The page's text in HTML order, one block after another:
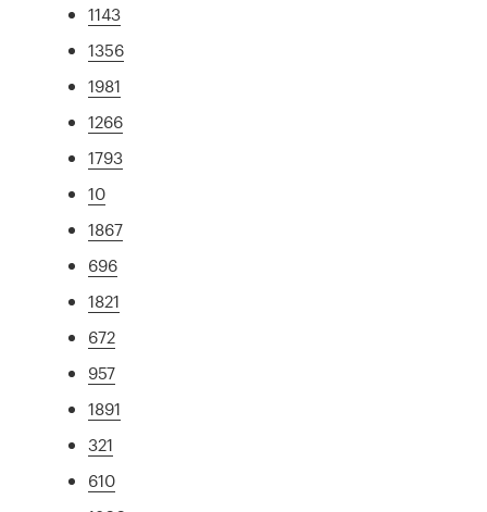
1143
1356
1981
1266
1793
10
1867
696
1821
672
957
1891
321
610